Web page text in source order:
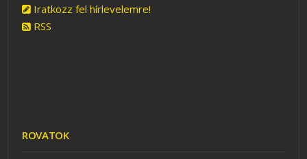
Iratkozz fel hírlevelemre!
RSS
ROVATOK